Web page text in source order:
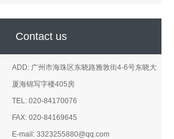
Contact us
ADD: 广州市海珠区东晓路雅敦街4-6号东晓大
厦海锦写字楼405房
TEL: 020-84170076
FAX: 020-84169645
E-mail: 3323255880@qq.com